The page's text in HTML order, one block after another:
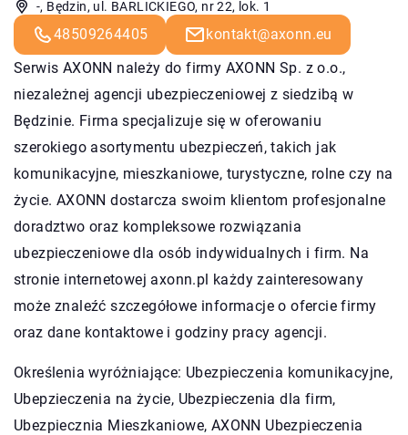
-, Będzin, ul. BARLICKIEGO, nr 22, lok. 1
48509264405
kontakt@axonn.eu
Serwis AXONN należy do firmy AXONN Sp. z o.o.,
niezależnej agencji ubezpieczeniowej z siedzibą w
Będzinie. Firma specjalizuje się w oferowaniu
szerokiego asortymentu ubezpieczeń, takich jak
komunikacyjne, mieszkaniowe, turystyczne, rolne czy na
życie. AXONN dostarcza swoim klientom profesjonalne
doradztwo oraz kompleksowe rozwiązania
ubezpieczeniowe dla osób indywidualnych i firm. Na
stronie internetowej axonn.pl każdy zainteresowany
może znaleźć szczegółowe informacje o ofercie firmy
oraz dane kontaktowe i godziny pracy agencji.
Określenia wyróżniające: Ubezpieczenia komunikacyjne,
Ubepzieczenia na życie, Ubezpieczenia dla firm,
Ubezpiecznia Mieszkaniowe, AXONN Ubezpieczenia